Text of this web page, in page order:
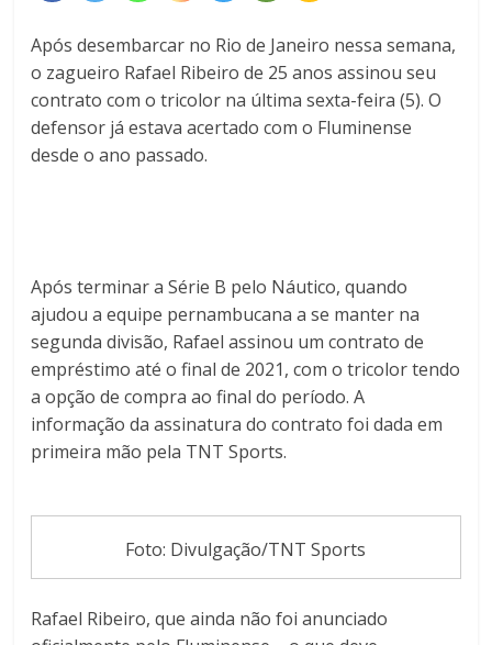
Após desembarcar no Rio de Janeiro nessa semana,
o zagueiro Rafael Ribeiro de 25 anos assinou seu
contrato com o tricolor na última sexta-feira (5). O
defensor já estava acertado com o Fluminense
desde o ano passado.
Após terminar a Série B pelo Náutico, quando
ajudou a equipe pernambucana a se manter na
segunda divisão, Rafael assinou um contrato de
empréstimo até o final de 2021, com o tricolor tendo
a opção de compra ao final do período. A
informação da assinatura do contrato foi dada em
primeira mão pela TNT Sports.
Foto: Divulgação/TNT Sports
Rafael Ribeiro, que ainda não foi anunciado